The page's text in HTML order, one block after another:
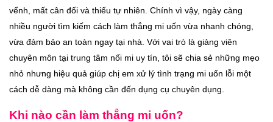
vểnh, mất cân đối và thiếu tự nhiên. Chính vì vậy, ngày càng
nhiều người tìm kiếm cách làm thẳng mi uốn vừa nhanh chóng,
vừa đảm bảo an toàn ngay tại nhà. Với vai trò là giảng viên
chuyên môn tại trung tâm nối mi uy tín, tôi sẽ chia sẻ những mẹo
nhỏ nhưng hiệu quả giúp chị em xử lý tình trạng mi uốn lỗi một
cách dễ dàng mà không cần đến dụng cụ chuyên dụng.
Khi nào cần làm thẳng mi uốn?